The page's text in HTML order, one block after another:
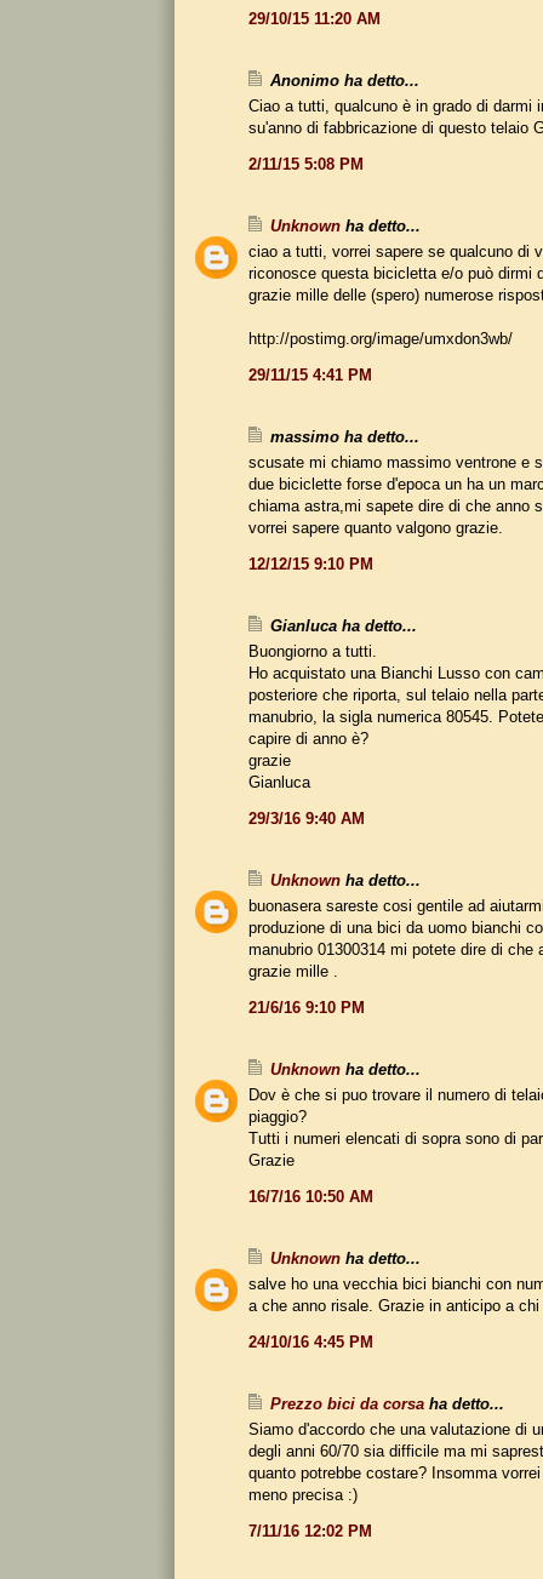
29/10/15 11:20 AM
Anonimo ha detto...
Ciao a tutti, qualcuno è in grado di darmi
su'anno di fabbricazione di questo telaio
2/11/15 5:08 PM
Unknown ha detto...
ciao a tutti, vorrei sapere se qualcuno di
riconosce questa bicicletta e/o può dirmi
grazie mille delle (spero) numerose
http://postimg.org/image/umxdon3wb/
29/11/15 4:41 PM
massimo ha detto...
scusate mi chiamo massimo ventrone e
due biciclette forse d'epoca un ha un
chiama astra,mi sapete dire di che anno
vorrei sapere quanto valgono grazie.
12/12/15 9:10 PM
Gianluca ha detto...
Buongiorno a tutti.
Ho acquistato una Bianchi Lusso con
posteriore che riporta, sul telaio nella
manubrio, la sigla numerica 80545.
capire di anno è?
grazie
Gianluca
29/3/16 9:40 AM
Unknown ha detto...
buonasera sareste cosi gentile ad
produzione di una bici da uomo bianchi
manubrio 01300314 mi potete dire di che
grazie mille .
21/6/16 9:10 PM
Unknown ha detto...
Dov è che si puo trovare il numero di
piaggio?
Tutti i numeri elencati di sopra sono di
Grazie
16/7/16 10:50 AM
Unknown ha detto...
salve ho una vecchia bici bianchi con
a che anno risale. Grazie in anticipo a
24/10/16 4:45 PM
Prezzo bici da corsa ha detto...
Siamo d'accordo che una valutazione di
degli anni 60/70 sia difficile ma mi
quanto potrebbe costare? Insomma
meno precisa :)
7/11/16 12:02 PM